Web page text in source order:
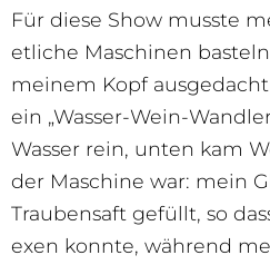
Für diese Show musste
etliche Maschinen
meinem Kopf
ein „Wasser-Wein-
Wasser rein, unten kam
der Maschine war: mein
Traubensaft gefüllt, so
exen konnte, während